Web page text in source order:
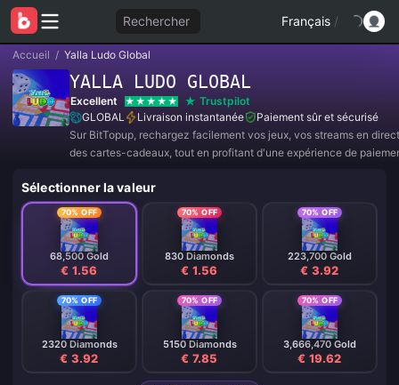
Rechercher Français /
Accueil / Yalla Ludo Global
YALLA LUDO GLOBAL
Excellent
Trustpilot
GLOBAL
Livraison instantanée
Paiement sûr et sécurisé
Sur BitTopup, rechargez facilement vos jeux, vos streams en
des cartes-cadeaux, tout en profitant d'une expérience de
Sélectionner la valeur
70% OFF
68,500 Gold
€ 1.56
70% OFF
830 Diamonds
€ 1.56
70% OFF
223,700 Gold
€ 3.92
70% OFF
2320 Diamonds
€ 3.92
70% OFF
5150 Diamonds
€ 7.85
70% OFF
3,666,470 Gold
€ 19.62